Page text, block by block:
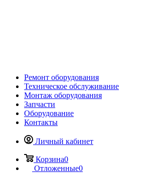
Ремонт оборудования
Техническое обслуживание
Монтаж оборудования
Запчасти
Оборудование
Контакты
Личный кабинет
Корзина0
Отложенные0